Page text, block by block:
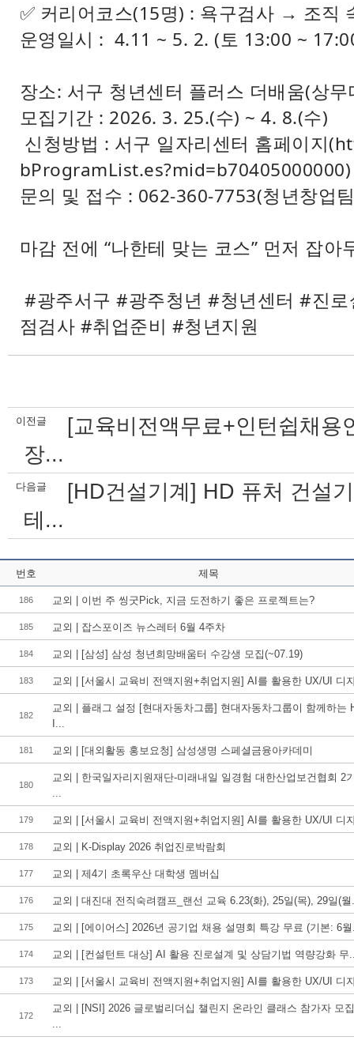
✅ 커리어코스(15명) : 욕구검사 → 조직
운영일시 : 4.11 ~ 5. 2. (토 13:00 ~
장소: 서구 청년센터 플러스 더배움(상
모집기간 : 2026. 3. 25.(수) ~ 4. 8.(수)
신청방법 : 서구 일자리센터 홈페이
문의 및 접수 : 062-360-7753(청년창업
마감 전에 “나한테 맞는 코스” 먼저 잡아
#광주서구 #광주청년 #청년센터 #진
점검사 #취업준비 #청년지원
이전글
[교육비전액무료+인턴쉽채
장...
다음글
[HD건설기계] HD 퓨처 건설
테...
번호 제목
186 교외 | 이번 주 씽굿Pick, 지금 도전하기 좋은 프로젝트는?
185 교외 | 잡스포이즈 뉴스레터 6월 4주차
184 교외 | [삼성] 삼성 청년희망배움터 수강생 모집(~07.19)
183 교외 | [서울시 교육비 전액지원+취업지원] AI를 활용한 UX/UI 디
182
교외 | 플래그 설정 [현대자동차그룹] 현대자동차그룹이 함께하는
I...
181 교외 | [대외활동 홍보요청] 삼성생명 스페셜금융아카데미
180
교외 | 한국일자리지원재단-미래내일 일경험 대한산업보건협회 2
...
179 교외 | [서울시 교육비 전액지원+취업지원] AI를 활용한 UX/UI 디
178 교외 | K-Display 2026 취업진로박람회
177 교외 | 제4기 초록우산 대학생 멤버십
176 교외 | 대진대 전직숙려캠프_랜선 교육 6.23(화), 25일(목), 29일(
175 교외 | [에이어스] 2026년 공기업 채용 설명회 특강 무료 (기본: 6
174 교외 | [컨설턴트 대상] AI 활용 진로설계 및 상담기법 역량강화 무
173 교외 | [서울시 교육비 전액지원+취업지원] AI를 활용한 UX/UI 디
172
교외 | [NSI] 2026 글로벌리더십 챌린지 온라인 클래스 참가자 모집
...